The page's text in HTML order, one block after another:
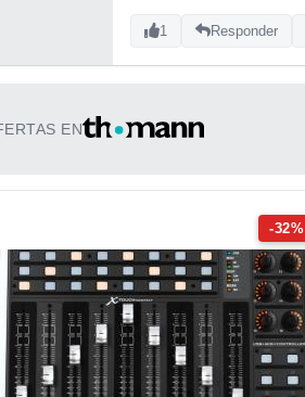
1 Responder
EN
-32%